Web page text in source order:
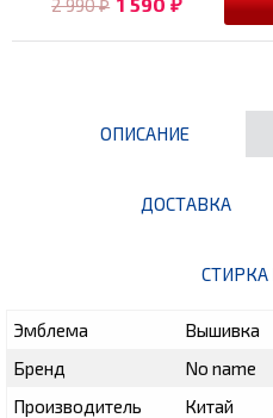
2 990₽ ₽
ОПИСАНИЕ
ДОСТАВКА
СТИРКА
Эмблема
Вышивка
Бренд
No name
Производитель
Китай